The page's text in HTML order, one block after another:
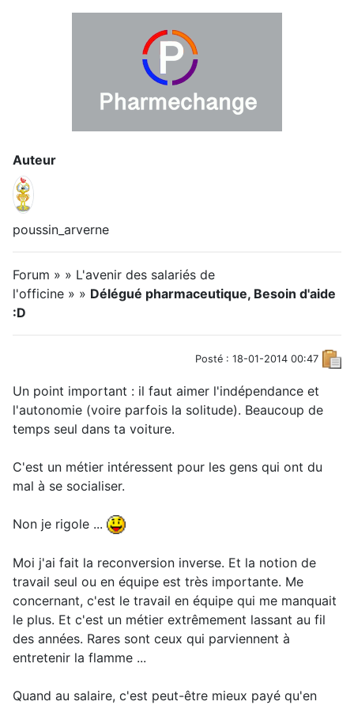
Auteur
poussin_arverne
Forum » » L'avenir des salariés de
l'officine » » Délégué pharmaceutique, Besoin d'aide
:D
Posté : 18-01-2014 00:47
Un point important : il faut aimer l'indépendance et
l'autonomie (voire parfois la solitude). Beaucoup de
temps seul dans ta voiture.
C'est un métier intéressent pour les gens qui ont du
mal à se socialiser.
Non je rigole ...
Moi j'ai fait la reconversion inverse. Et la notion de
travail seul ou en équipe est très importante. Me
concernant, c'est le travail en équipe qui me manquait
le plus. Et c'est un métier extrêmement lassant au fil
des années. Rares sont ceux qui parviennent à
entretenir la flamme ...
Quand au salaire, c'est peut-être mieux payé qu'en